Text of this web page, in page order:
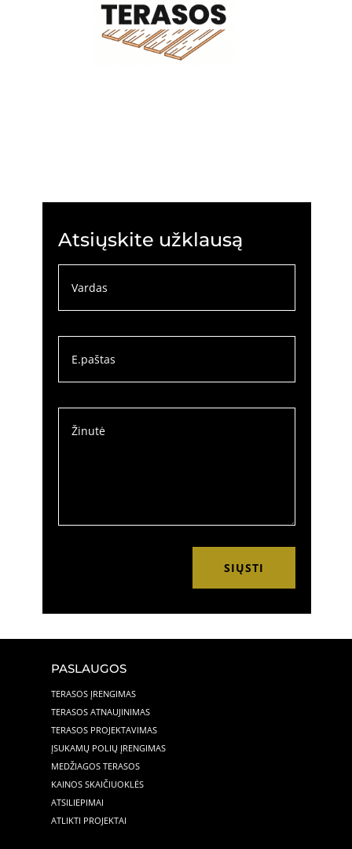
Atsiųskite užklausą
SIŲSTI
PASLAUGOS
TERASOS ĮRENGIMAS
TERASOS ATNAUJINIMAS
TERASOS PROJEKTAVIMAS
ĮSUKAMŲ POLIŲ ĮRENGIMAS
MEDŽIAGOS TERASOS
KAINOS SKAIČIUOKLĖS
ATSILIEPIMAI
ATLIKTI PROJEKTAI